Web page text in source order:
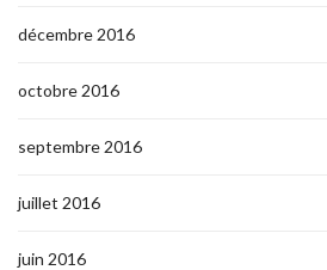
décembre 2016
octobre 2016
septembre 2016
juillet 2016
juin 2016